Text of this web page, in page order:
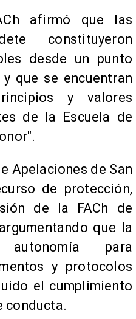
afirmó que las
constituyeron
desde un punto
que se encuentran
y valores
de la Escuela de
Apelaciones de San
de protección,
de la FACh de
que la
para
y protocolos
el cumplimiento
conducta.